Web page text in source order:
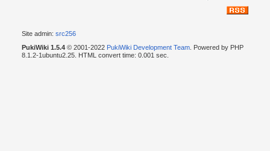
Site admin: src256
PukiWiki 1.5.4© 2001-2022 PukiWiki Development Team. Powered by PHP
8.1.2-1ubuntu2.25. HTML convert time: 0.001 sec.